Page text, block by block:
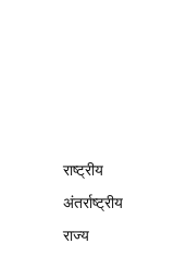
राष्ट्रीय
अंतर्राष्ट्रीय
राज्य